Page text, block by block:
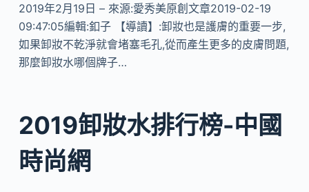
2019年2月19日 – 來源:愛秀美原創文章2019-02-19
09:47:05編輯:釦子 【導讀】:卸妝也是護膚的重要一步,
如果卸妝不乾淨就會堵塞毛孔,從而產生更多的皮膚問題,
那麼卸妝水哪個牌子…
2019卸妝水排行榜-中國
時尚網